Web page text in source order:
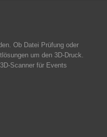
Ob Datei Prüfung oder
um den 3D-Druck.
Scanner für Events